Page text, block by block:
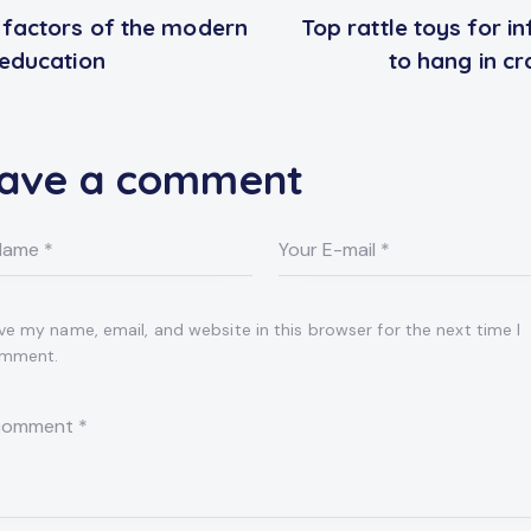
factors of the modern
Top rattle toys for
to hang in
a comment
my name, email, and website in this browser for the next time I